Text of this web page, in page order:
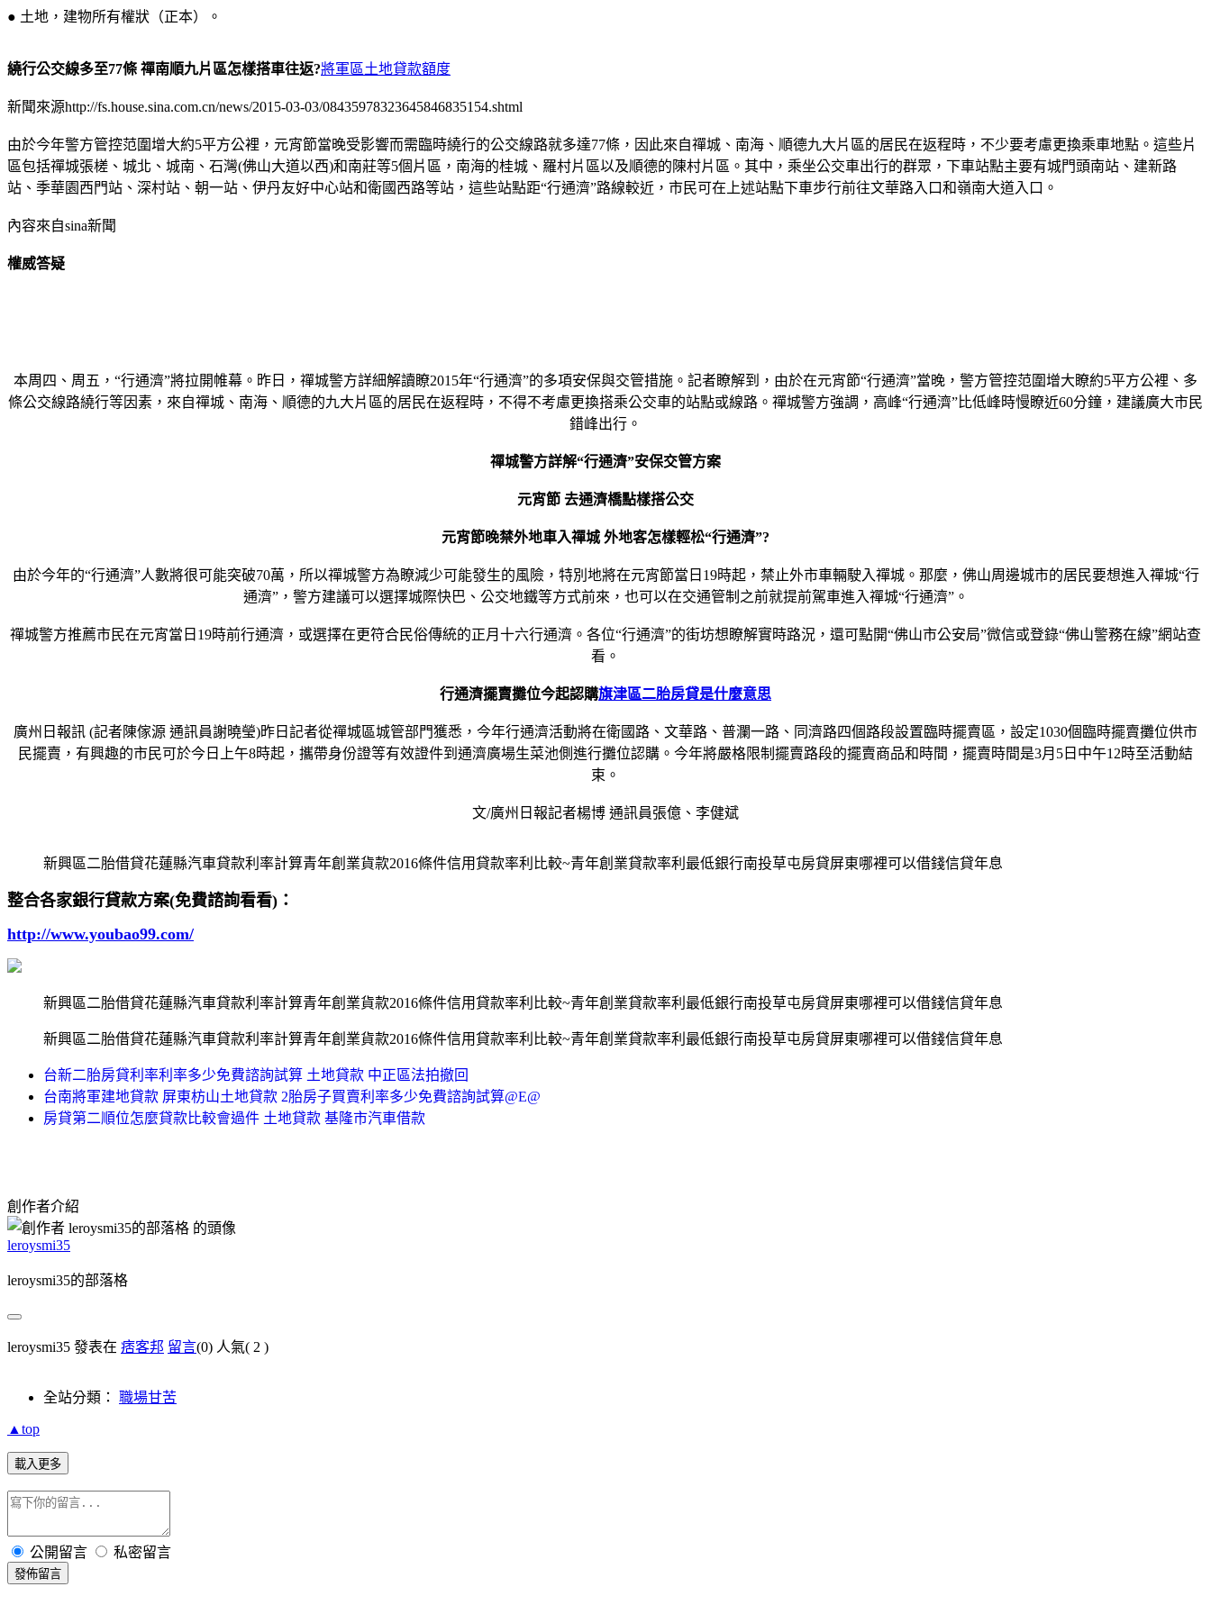
● 土地，建物所有權狀（正本）。
繞行公交線多至77條 禪南順九片區怎樣搭車往返?將軍區土地貸款額度
新聞來源http://fs.house.sina.com.cn/news/2015-03-03/08435978323645846835154.shtml
由於今年警方管控范圍增大約5平方公裡，元宵節當晚受影響而需臨時繞行的公交線路就多達77條，因此來自禪城、南海、順德九大片區的居民在返程時，不少要考慮更換乘車地點。這些片
區包括禪城張槎、城北、城南、石灣(佛山大道以西)和南莊等5個片區，南海的桂城、羅村片區以及順德的陳村片區。其中，乘坐公交車出行的群眾，下車站點主要有城門頭南站、建新路
站、季華園西門站、深村站、朝一站、伊丹友好中心站和衛國西路等站，這些站點距“行通濟”路線較近，市民可在上述站點下車步行前往文華路入口和嶺南大道入口。
內容來自sina新聞
權威答疑
本周四、周五，“行通濟”將拉開帷幕。昨日，禪城警方詳細解讀瞭2015年“行通濟”的多項安保與交管措施。記者瞭解到，由於在元宵節“行通濟”當晚，警方管控范圍增大瞭約5平方公裡、多
條公交線路繞行等因素，來自禪城、南海、順德的九大片區的居民在返程時，不得不考慮更換搭乘公交車的站點或線路。禪城警方強調，高峰“行通濟”比低峰時慢瞭近60分鐘，建議廣大市民
錯峰出行。
禪城警方詳解“行通濟”安保交管方案
元宵節 去通濟橋點樣搭公交
元宵節晚禁外地車入禪城 外地客怎樣輕松“行通濟”?
由於今年的“行通濟”人數將很可能突破70萬，所以禪城警方為瞭減少可能發生的風險，特別地將在元宵節當日19時起，禁止外市車輛駛入禪城。那麼，佛山周邊城市的居民要想進入禪城“行
通濟”，警方建議可以選擇城際快巴、公交地鐵等方式前來，也可以在交通管制之前就提前駕車進入禪城“行通濟”。
禪城警方推薦市民在元宵當日19時前行通濟，或選擇在更符合民俗傳統的正月十六行通濟。各位“行通濟”的街坊想瞭解實時路況，還可點開“佛山市公安局”微信或登錄“佛山警務在線”網站查
看。
行通濟擺賣攤位今起認購旗津區二胎房貸是什麼意思
廣州日報訊 (記者陳傢源 通訊員謝曉瑩)昨日記者從禪城區城管部門獲悉，今年行通濟活動將在衛國路、文華路、普瀾一路、同濟路四個路段設置臨時擺賣區，設定1030個臨時擺賣攤位供市
民擺賣，有興趣的市民可於今日上午8時起，攜帶身份證等有效證件到通濟廣場生菜池側進行攤位認購。今年將嚴格限制擺賣路段的擺賣商品和時間，擺賣時間是3月5日中午12時至活動結
束。
文/廣州日報記者楊博 通訊員張億、李健斌
新興區二胎借貸花蓮縣汽車貸款利率計算青年創業貨款2016條件信用貸款率利比較~青年創業貸款率利最低銀行南投草屯房貸屏東哪裡可以借錢信貸年息
整合各家銀行貸款方案(免費諮詢看看)：
http://www.youbao99.com/
新興區二胎借貸花蓮縣汽車貸款利率計算青年創業貨款2016條件信用貸款率利比較~青年創業貸款率利最低銀行南投草屯房貸屏東哪裡可以借錢信貸年息
新興區二胎借貸花蓮縣汽車貸款利率計算青年創業貨款2016條件信用貸款率利比較~青年創業貸款率利最低銀行南投草屯房貸屏東哪裡可以借錢信貸年息
台新二胎房貸利率利率多少免費諮詢試算 土地貸款 中正區法拍撤回
台南將軍建地貸款 屏東枋山土地貸款 2胎房子買賣利率多少免費諮詢試算@E@
房貸第二順位怎麼貸款比較會過件 土地貸款 基隆市汽車借款
創作者介紹
leroysmi35
leroysmi35的部落格
leroysmi35 發表在 痞客邦 留言(0) 人氣( 2 )
全站分類： 職場甘苦
▲top
載入更多
公開留言 私密留言
發佈留言